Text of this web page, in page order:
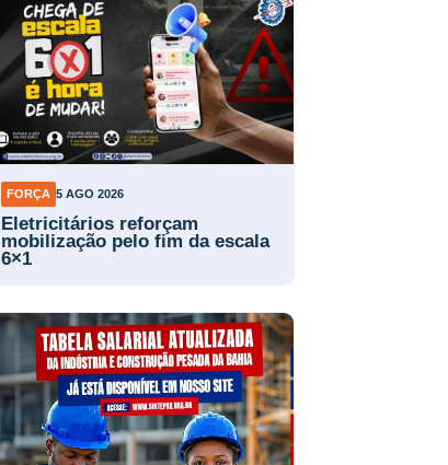
FORÇA 5 AGO 2026
Eletricitários reforçam
mobilização pelo fim da escala
6×1